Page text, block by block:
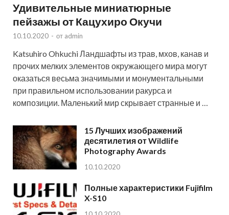
Удивительные миниатюрные
пейзажы от Кацухиро Окучи
10.10.2020 - от admin
Katsuhiro Ohkuchi Ландшафты из трав, мхов, канав и
прочих мелких элементов окружающего мира могут
оказаться весьма значимыми и монументальными
при правильном использовании ракурса и
композиции. Маленький мир скрывает странные и …
15 Лучших изображений
десятилетия от Wildlife
Photography Awards
10.10.2020
Полные характеристики Fujifilm
X-S10